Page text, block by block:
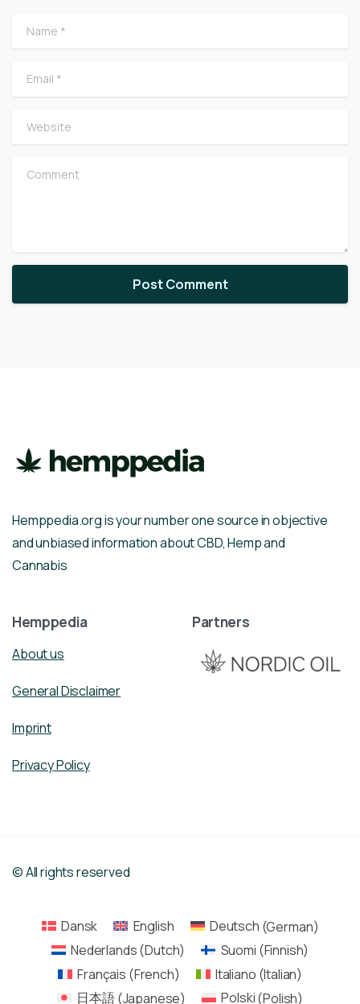
Name
Email
Website
Comment
Hemppedia.org is your number one source in objective
and unbiased information about CBD, Hemp and
Cannabis
Hemppedia
About us
General Disclaimer
Imprint
Privacy Policy
Partners
© All rights reserved
Dansk English Deutsch (German)
Nederlands(Dutch) Suomi (Finnish)
Français (French) Italiano (Italian)
日本語(Japanese) Polski(Polish)